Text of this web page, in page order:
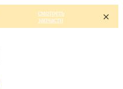
смотреть
запчасти